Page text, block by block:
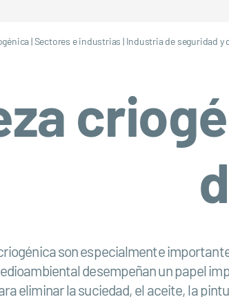
|Sectores e industrias | Industria de seguridad y
son especialmente
desempeñan un papel
eliminar la suciedad, el aceite, la